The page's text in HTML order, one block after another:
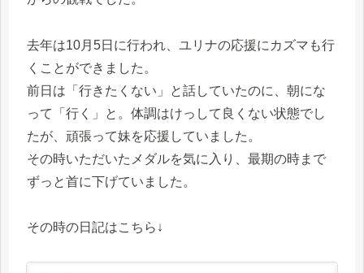
去年は10月5日に行われ、ユリナの応援にカズマも行
くことができました。
前日は「行きたくない」と話していたのに、朝にな
って「行く」と。体調はけっして良くない状態でし
たが、頑張って妹を応援していました。
その時いただいたメダルを気に入り、最期の時まで
ずっと首に下げていました。
その時の日記はこちら↓